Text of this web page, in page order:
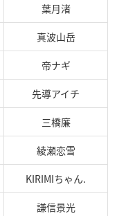
葉月渚
真波山岳
帝ナギ
先導アイチ
三橋廉
綾瀬恋雪
KIRIMIちゃん.
謙信景光